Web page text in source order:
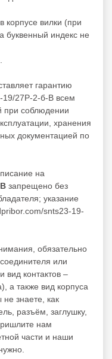
корпусе вилки (при
буквенный индекс не
гарантию
19/27Р-2-б-В всем
при соблюдении
хранения
документацией по
на
запрещено без
указание
snts23-19-
обязательно
или
контактов –
а также вид корпуса
знаете, как
разъём, заглушку,
нам
части и наши